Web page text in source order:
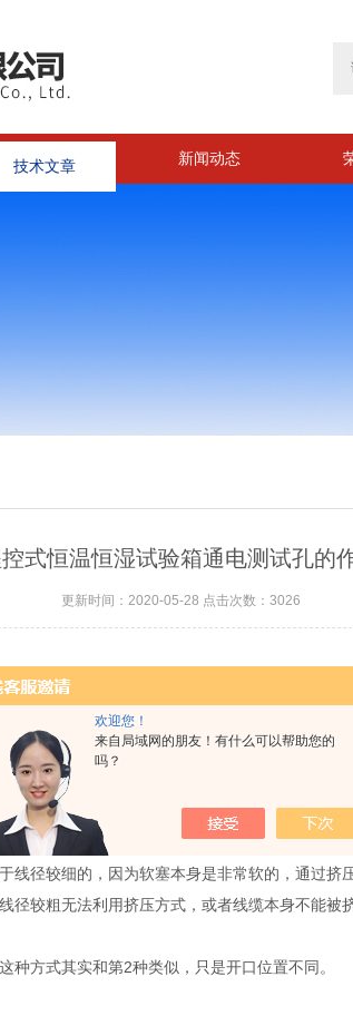
欢迎您！
来自局域网的朋友！有什么可以帮助您的
吗？
技术文章 新闻动态
式恒温恒湿试验箱通电测试孔的
更新时间：2020-05-28 点击次数：3026
了，毕竟是终的使用者嘛。但清楚引线孔的作
的用户可能开二个或三个，有可能100升的工
的试验效果，做低温时还会导致工作室内结霜，
就可以确保无温度泄露，也保证低温不结霜。
径较细的，因为软塞本身是非常软的，通过挤
较粗无法利用挤压方式，或者线缆本身不能
方式其实和第2种类似，只是开口位置不同。